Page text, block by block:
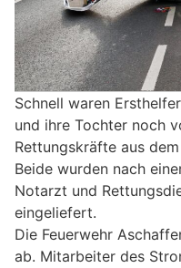
Schnell waren
und ihre Tochter noch
Rettungskräfte aus
Beide wurden nach
Notarzt und
eingeliefert.
Die Feuerwehr
ab. Mitarbeiter des